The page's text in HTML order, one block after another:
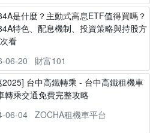
是什麼？主動式高息ETF值得買嗎？
特色、配息機制、投資策略與持股方
看
06-20
財富101
2025] 台中高鐵轉乘 - 台中高鐵租機車
轉乘交通免費完整攻略
06-04
ZOCHA租機車平台